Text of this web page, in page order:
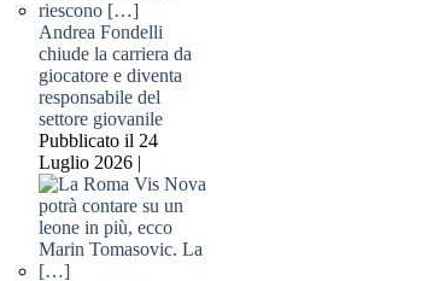
Andrea Fondelli
chiude la carriera da
giocatore e diventa
responsabile del
settore giovanile
Pubblicato il 24
Luglio 2026 |